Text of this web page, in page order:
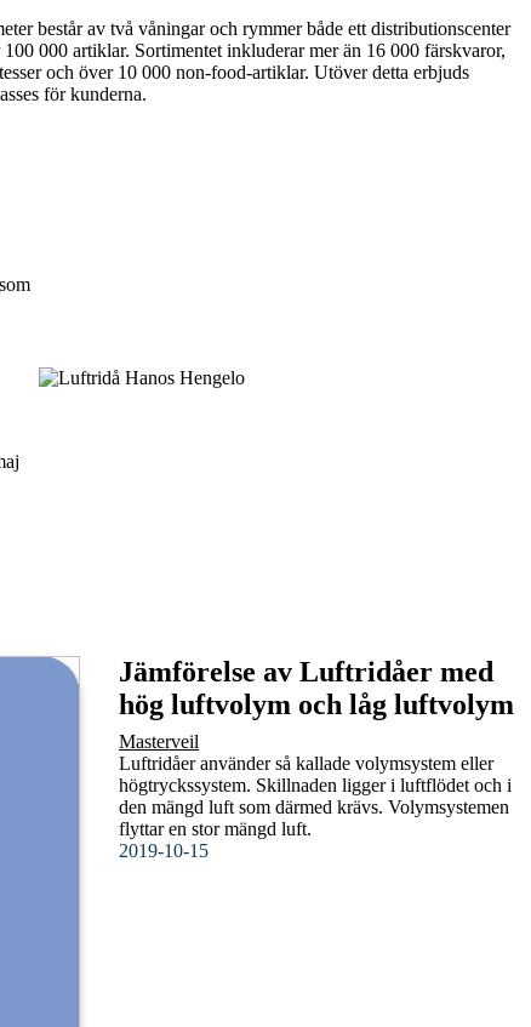
består av två våningar och rymmer både ett distributionscenter
000 artiklar. Sortimentet inkluderar mer än 16 000 färskvaror,
och över 10 000 non-food-artiklar. Utöver detta erbjuds
för kunderna.
Jämförelse av Luftridåer med
hög luftvolym och låg luftvolym
Masterveil
Luftridåer använder så kallade volymsystem eller
högtryckssystem. Skillnaden ligger i luftflödet och i
den mängd luft som därmed krävs. Volymsystemen
flyttar en stor mängd luft.
2019-10-15